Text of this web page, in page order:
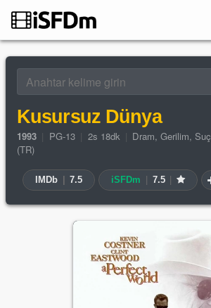
Kusursuz Dünya
1993 PG-13 2s 18dk Dram, Gerilim, Suç
(TR)
IMDb 7.5 iSFDm 7.5